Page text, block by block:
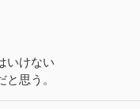
いけない
思う。